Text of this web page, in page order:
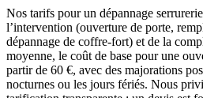
Nos tarifs pour un dépannage
l’intervention (ouverture de porte,
dépannage de coffre-fort) et de la
moyenne, le coût de base pour une
partir de 60 €, avec des majorations
nocturnes ou les jours fériés. Nous